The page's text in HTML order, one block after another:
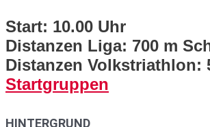
Start: 10.00 Uhr
Distanzen Liga: 700 m
Distanzen Volkstriathlon:
Startgruppen
HINTERGRUND